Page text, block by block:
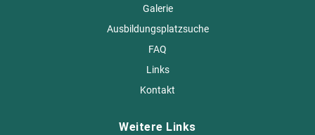
Galerie
Ausbildungsplatzsuche
FAQ
Links
Kontakt
Weitere Links